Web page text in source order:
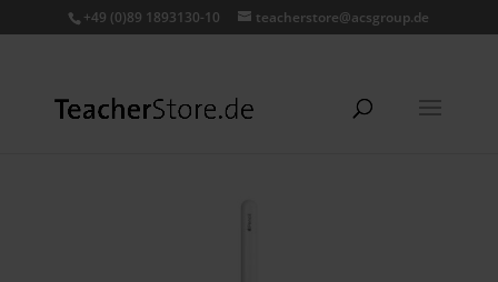
+49 (0)89 1893130-10 teacherstore@acsgroup.de